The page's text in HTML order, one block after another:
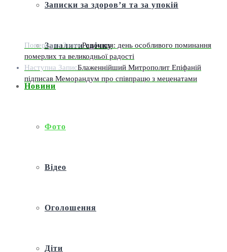
Записки за здоров’я та за упокій
Запалити свічку
Новини
Фото
Відео
Оголошення
Діти
Попередня ЗаписРадониця: день особливого поминання
померлих та великодньої радості
Наступна ЗаписБлаженнійший Митрополит Епіфаній
підписав Меморандум про співпрацю з меценатами